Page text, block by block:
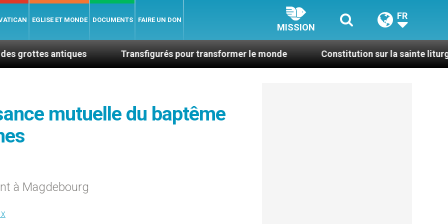
EGLISE ET MONDE DOCUMENTS FAIRE UN DON
MISSION
FR
Transfigurés pour transformer le monde Constitution sur la sainte liturgie
mutuelle du baptême
à Magdebourg